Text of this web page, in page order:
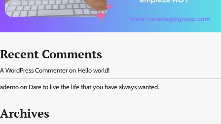
Recent Comments
A WordPress Commenter on Hello world!
ademo on Dare to live the life that you have always wanted.
Archives